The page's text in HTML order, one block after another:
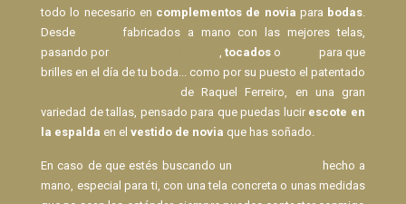
todo lo necesario en complementos de novia para bodas
Desde
fabricados a mano con las mejores telas,
pasando por
,tocados o
para que
brilles en el día de tu boda... como por su puesto el patentado
de Raquel Ferreiro, en una gran
variedad de tallas, pensado para que puedas lucir escote en
la espalda en el vestido de novia que has soñado.
En caso de que estés buscando un
hecho a
mano, especial para ti, con una tela concreta o unas medidas